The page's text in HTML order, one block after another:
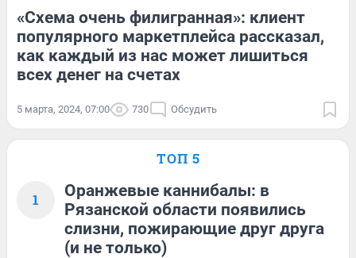
«Схема очень филигранная»: клиент
популярного маркетплейса рассказал,
как каждый из нас может лишиться
всех денег на счетах
5 марта, 2024, 07:00 730 Обсудить
ТОП 5
1
Оранжевые каннибалы: в
Рязанской области появились
слизни, пожирающие друг друга
(и не только)